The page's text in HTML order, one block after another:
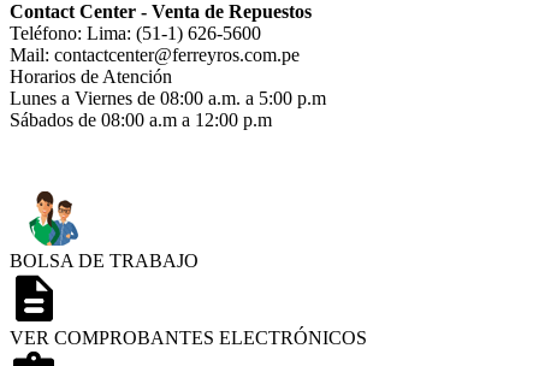
Contact Center - Venta de Repuestos
Teléfono: Lima: (51-1) 626-5600
Mail: contactcenter@ferreyros.com.pe
Horarios de Atención
Lunes a Viernes de 08:00 a.m. a 5:00 p.m
Sábados de 08:00 a.m a 12:00 p.m
BOLSA DE TRABAJO
VER COMPROBANTES ELECTRÓNICOS